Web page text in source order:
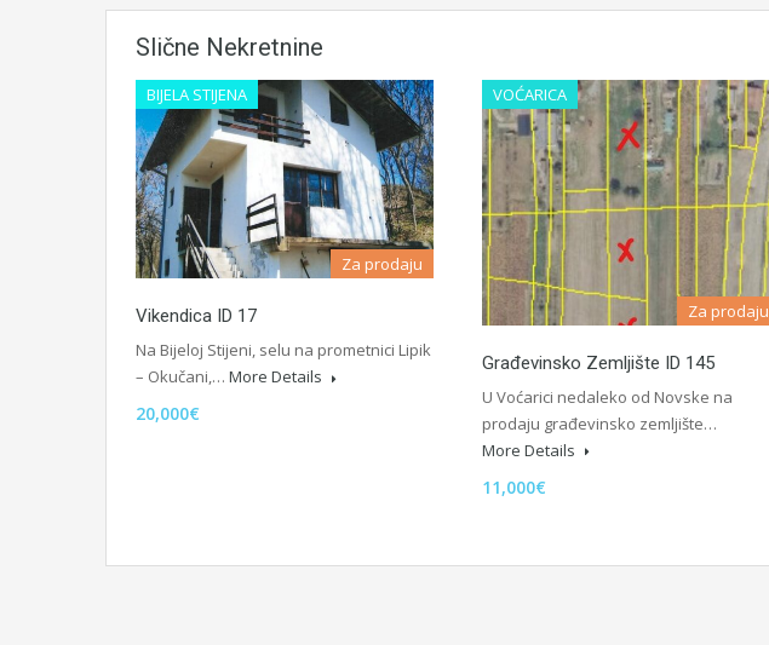
Slične Nekretnine
BIJELA STIJENA
Za prodaju
Vikendica ID 17
Na Bijeloj Stijeni, selu na prometnici Lipik
– Okučani,… More Details
20,000€
VOĆARICA
Za prodaju
Građevinsko Zemljište ID 145
U Voćarici nedaleko od Novske na
prodaju građevinsko zemljište…
More Details
11,000€